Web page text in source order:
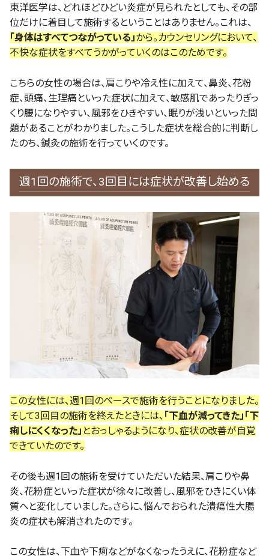
東洋医学は、どれほどひどい炎症が見られたとしても、その部
位だけに着目して施術するということはありません。これは、
「身体はすべてつながっている」から。カウンセリングにおいて、
不快な症状をすべてうかがっていくのはこのためです。
こちらの女性の場合は、肩こりや冷え性に加えて、鼻炎、花粉
症、頭痛、生理痛といった症状に加えて、敏感肌であったりぎっ
くり腰になりやすい、風邪をひきやすい、眠りが浅いといった問
題があることがわかりました。こうした症状を総合的に判断し
たのち、鍼灸の施術を行っていくのです。
週1回の施術で、3回目には症状が改善し始める
この女性には、週1回のペースで施術を行うことになりました。
そして3回目の施術を終えたときには、 「下血が減ってきた」「下
痢しにくくなった」 とおっしゃるようになり、症状の改善が自覚
できていたのです。
その後も週1回の施術を受けていただいた結果、肩こりや鼻
炎、花粉症といった症状が徐々に改善し、風邪をひきにくい体
質へと変化していました。さらに、悩んでおられた潰瘍性大腸
炎の症状も解消されたのです。
この女性は、下血や下痢などがなくなったうえに、花粉症など